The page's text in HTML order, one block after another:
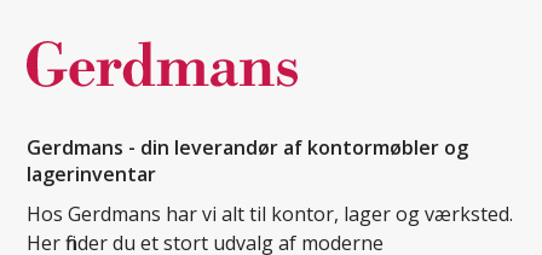
Gerdmans - din leverandør af kontormøbler og
lagerinventar
Hos Gerdmans har vi alt til kontor, lager og værksted.
Her finder du et stort udvalg af moderne